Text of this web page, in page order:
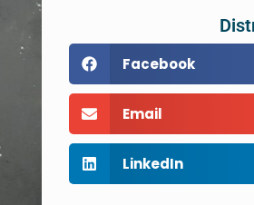
Facebook
Email
LinkedIn